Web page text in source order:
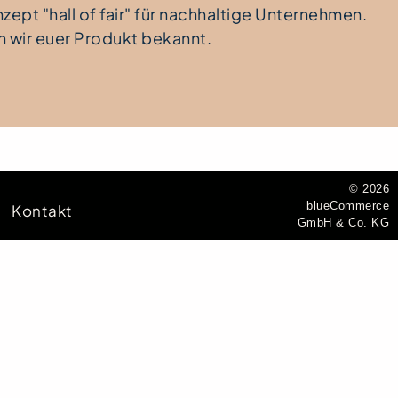
"hall of fair" für nachhaltige Unternehmen.
wir euer Produkt bekannt.
Kontakt
© 2026
blueCommerce
GmbH & Co. KG